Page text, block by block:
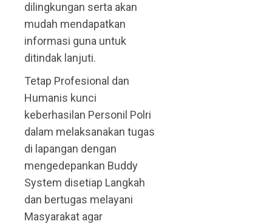
dilingkungan serta akan
mudah mendapatkan
informasi guna untuk
ditindak lanjuti.
Tetap Profesional dan
Humanis kunci
keberhasilan Personil Polri
dalam melaksanakan tugas
di lapangan dengan
mengedepankan Buddy
System disetiap Langkah
dan bertugas melayani
Masyarakat agar